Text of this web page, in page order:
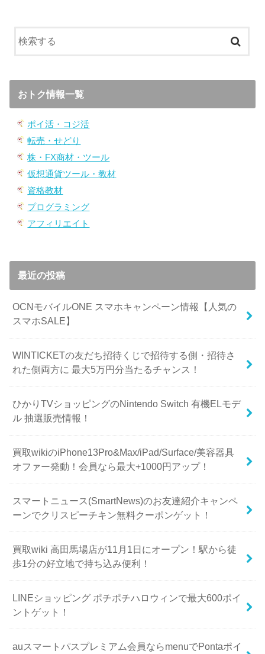
おトク情報一覧
ポイ活・コジ活
転売・せどり
株・FX商材・ツール
仮想通貨ツール・教材
資格教材
プログラミング
アフィリエイト
最近の投稿
OCNモバイルONE スマホキャンペーン情報【人気の
スマホSALE】
WINTICKETの友だち招待くじで招待する側・招待さ
れた側両方に 最大5万円分当たるチャンス！
ひかりTVショッピングのNintendo Switch 有機ELモデ
ル 抽選販売情報！
買取wikiのiPhone13Pro&Max/iPad/Surface/美容器具
オファー発動！会員なら最大+1000円アップ！
スマートニュース(SmartNews)のお友達紹介キャンペ
ーンでクリスピーチキン無料クーポンゲット！
買取wiki 高田馬場店が11月1日にオープン！駅から徒
歩1分の好立地で持ち込み便利！
LINEショッピング ポチポチハロウィンで最大600ポイ
ントゲット！
auスマートパスプレミアム会員ならmenuでPontaポイ